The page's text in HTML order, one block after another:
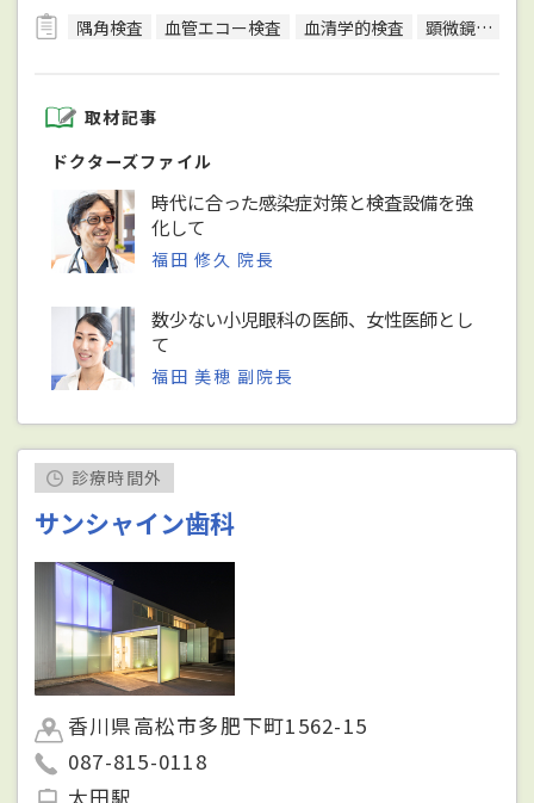
隅角検査
血管エコー検査 血清学的検査 顕微鏡検査
取材記事
ドクターズファイル
時代に合った感染症対策と検査設備を強
化して
福田 修久 院長
数少ない小児眼科の医師、女性医師とし
て
福田 美穂 副院長
診療時間外
サンシャイン歯科
香川県高松市多肥下町1562-15
087-815-0118